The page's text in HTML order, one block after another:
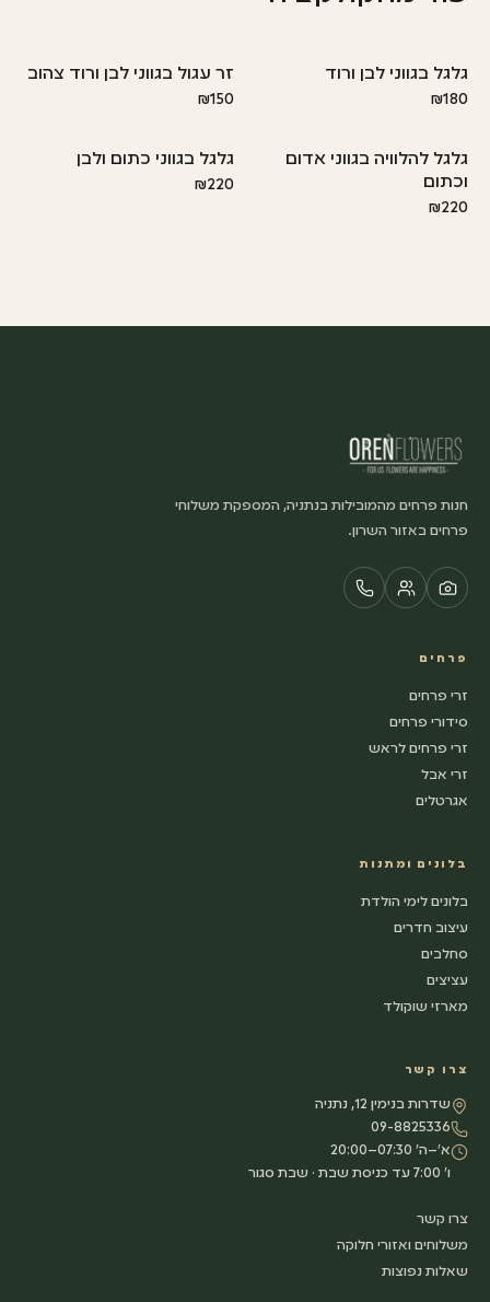
גלגל בגווני לבן ורוד
₪180
זר עגול בגווני לבן ורוד צהוב
₪150
גלגל להלוויה בגווני אדום
וכתום
₪220
גלגל בגווני כתום ולבן
₪220
חנות פרחים מהמובילות בנתניה, המספקת משלוחי
פרחים באזור השרון.
פרחים
זרי פרחים
סידורי פרחים
זרי פרחים לראש
זרי אבל
אגרטלים
בלונים ומתנות
בלונים לימי הולדת
עיצוב חדרים
סחלבים
עציצים
מארזי שוקולד
צרו קשר
שדרות בנימין 12, נתניה
09-8825336
א׳–ה׳ 07:30–20:00
ו׳ 7:00 עד כניסת שבת · שבת סגור
צרו קשר
משלוחים ואזורי חלוקה
שאלות נפוצות